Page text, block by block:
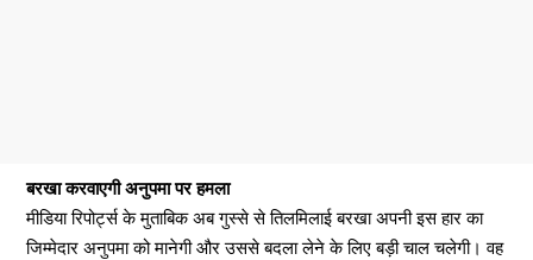
बरखा करवाएगी अनुपमा पर हमला
मीडिया रिपोर्ट्स के मुताबिक अब गुस्से से तिलमिलाई बरखा अपनी इस हार का
जिम्मेदार अनुपमा को मानेगी और उससे बदला लेने के लिए बड़ी चाल चलेगी। वह